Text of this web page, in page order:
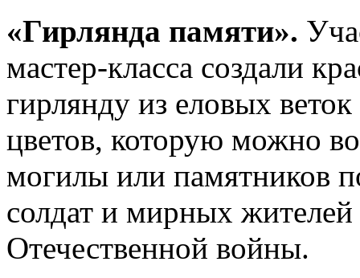
«Гирлянда памяти».
мастер-класса создали
гирлянду из еловых
цветов, которую можно
могилы или памятников
солдат и мирных
Отечественной войны.